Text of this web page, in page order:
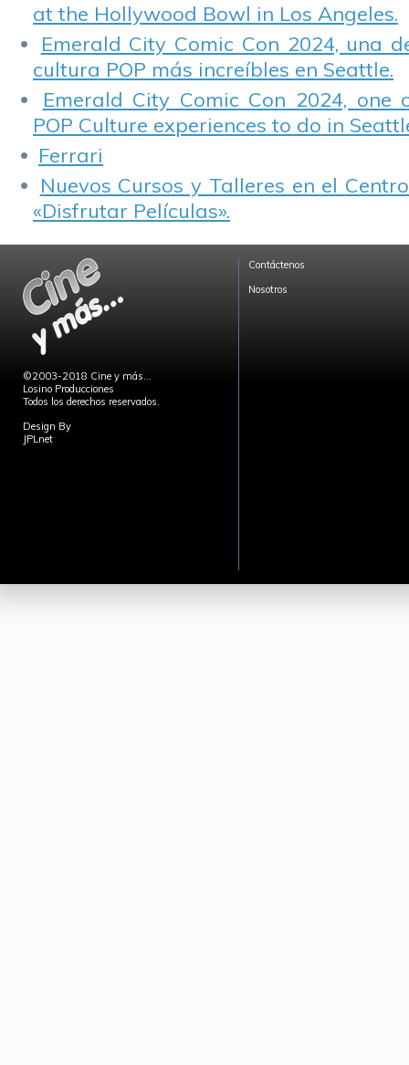
at the Hollywood Bowl in Los Angeles.
Emerald City Comic Con 2024, una
cultura POP más increíbles en Seattle.
Emerald City Comic Con 2024,
POP Culture experiences to do in
Ferrari
Nuevos Cursos y Talleres en el
«Disfrutar Películas».
©2003-2018 Cine y más...
Losino Producciones
Todos los derechos reservados.
Design By
JPLnet
Contáctenos
Nosotros